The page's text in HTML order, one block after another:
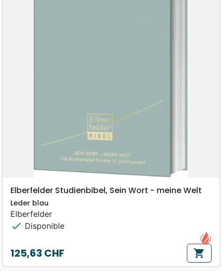
Elberfelder Studienbibel, Sein Wort - meine Welt
Leder blau
Elberfelder
check Disponible
Prix
125,63 CHF shopping_cart